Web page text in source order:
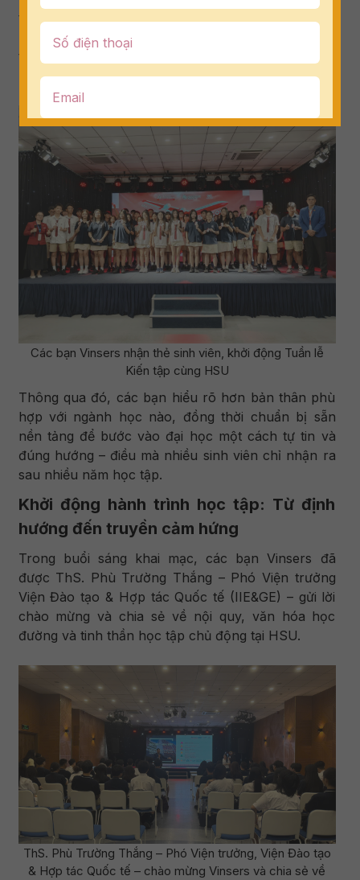
tuần đại học thực thụ, rèn luyện cách học, cách
nghĩ và khả năng thích ứng trong môi trường học
tập hiện đại, năng động và quốc tế của Trường Đại
học Hoa Sen.
Các bạn Vinsers nhận thẻ sinh viên, khởi động Tuần lễ
Kiến tập cùng HSU
Thông qua đó, các bạn hiểu rõ hơn bản thân phù
hợp với ngành học nào, đồng thời chuẩn bị sẵn
nền tảng để bước vào đại học một cách tự tin và
đúng hướng – điều mà nhiều sinh viên chỉ nhận ra
sau nhiều năm học tập.
Khởi động hành trình học tập: Từ định
hướng đến truyền cảm hứng
Trong buổi sáng khai mạc, các bạn Vinsers đã
được ThS. Phù Trường Thắng – Phó Viện trưởng
Viện Đào tạo & Hợp tác Quốc tế (IIE&GE) – gửi lời
chào mừng và chia sẻ về nội quy, văn hóa học
đường và tinh thần học tập chủ động tại HSU.
ThS. Phù Trường Thắng – Phó Viện trưởng, Viện Đào tạo
& Hợp tác Quốc tế – chào mừng Vinsers và chia sẻ về